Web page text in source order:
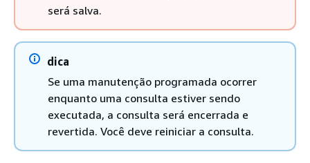
será salva.
dica
Se uma manutenção programada ocorrer
enquanto uma consulta estiver sendo
executada, a consulta será encerrada e
revertida. Você deve reiniciar a consulta.